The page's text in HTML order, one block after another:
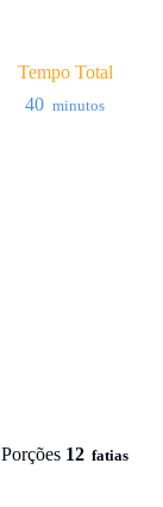
Tempo Total
40minutos
minutos
Porções 12 fatias